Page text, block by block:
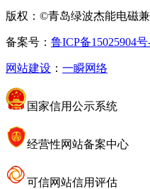
版权：©青岛绿波杰能电磁
备案号： 鲁ICP备15025904号
网站建设 ： 一瞬网络
国家信用公示系统
经营性网站备案中心
可信网站信用评估